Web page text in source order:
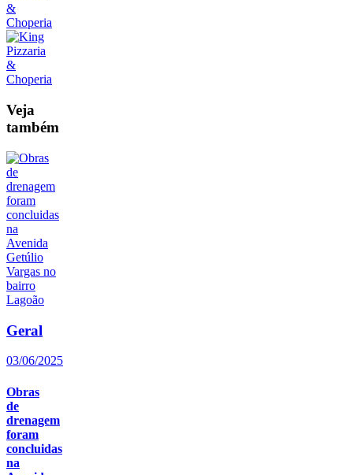
Veja
também
Geral
03/06/2025
Obras
de
drenagem
foram
concluidas
na